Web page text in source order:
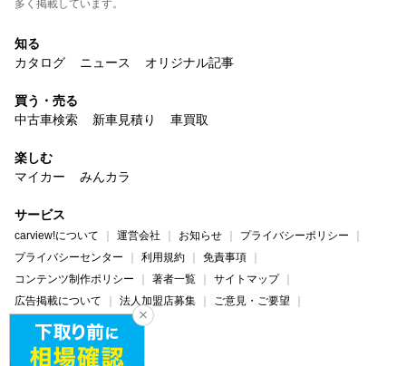
多く掲載しています。
知る
カタログ
ニュース オリジナル記事
買う・売る
中古車検索
新車見積り 車買取
楽しむ
マイカー
みんカラ
サービス
carview!について 運営会社 お知らせ
プライバシーポリシー
プライバシーセンター
利用規約
免責事項
コンテンツ制作ポリシー
著者一覧
サイトマップ
広告掲載について
法人加盟店募集
ご意見・ご要望
ヘルプ・お問い合わせ